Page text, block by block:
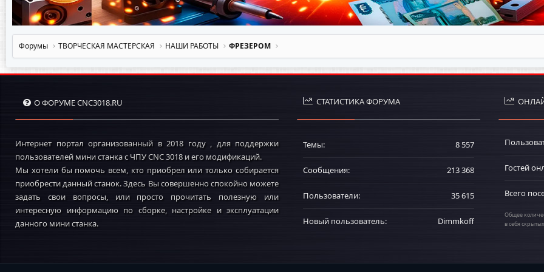
Форумы ТВОРЧЕСКАЯ МАСТЕРСКАЯ НАШИ РАБОТЫ ФРЕЗЕРОМ
О ФОРУМЕ CNC3018.RU
Интернет портал организованный в 2018 году , для поддержки
пользователей мини станка с ЧПУ CNC 3018 и его модификаций.
Мы хотели бы помочь всем, кто приобрел или только собирается
приобрести данный станок. Здесь Вы совершенно спокойно можете
задать свои вопросы, или просто прочитать полезную или
интересную информацию по сборке, настройке и эксплуатации
данного мини станка.
СТАТИСТИКА ФОРУМА
Темы 8 557
Сообщения 213 368
Пользователи 35 615
Новый пользователь Dimmkoff
Гостей
Всего
Общее
в себя